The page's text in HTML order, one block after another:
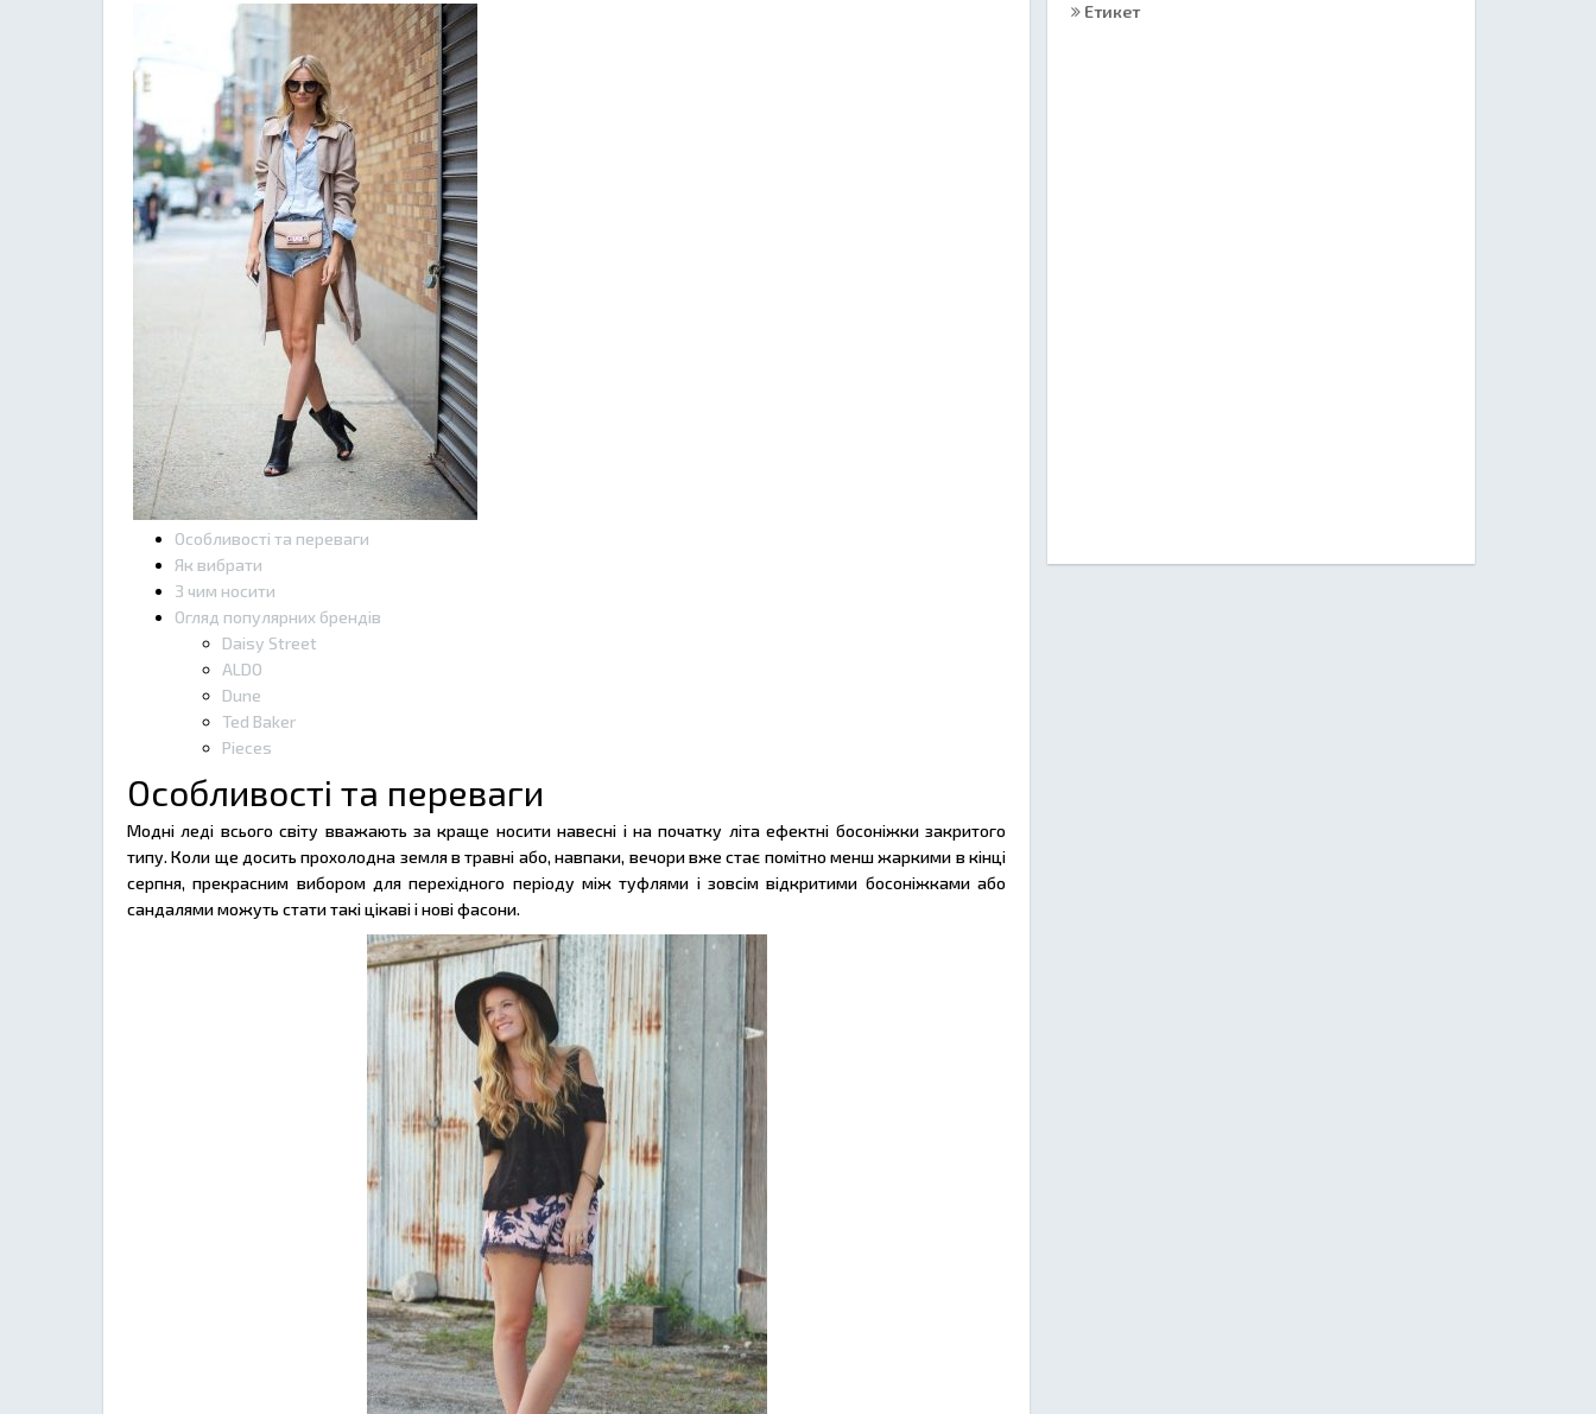
Особливості та переваги
Як вибрати
З чим носити
Огляд популярних брендів
Daisy Street
ALDO
Dune
Ted Baker
Pieces
Особливості та переваги
Модні леді всього світу вважають за краще носити навесні і на початку літа ефектні босоніжки закритого
типу. Коли ще досить прохолодна земля в травні або, навпаки, вечори вже стає помітно менш жаркими в кінці
серпня, прекрасним вибором для перехідного періоду між туфлями і зовсім відкритими босоніжками або
сандалями можуть стати такі цікаві і нові фасони.
Етикет